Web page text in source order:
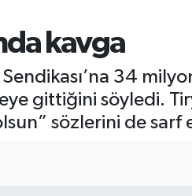
kavga
34
gittiğini söyledi.
sözlerini de sarf